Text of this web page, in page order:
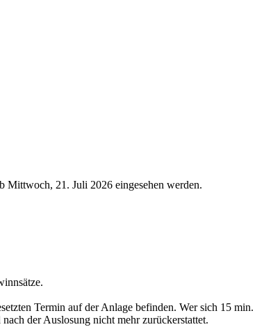
Mittwoch, 21. Juli 2026 eingesehen werden.
Termin auf der Anlage befinden. Wer sich 15 min.
der Auslosung nicht mehr zurückerstattet.